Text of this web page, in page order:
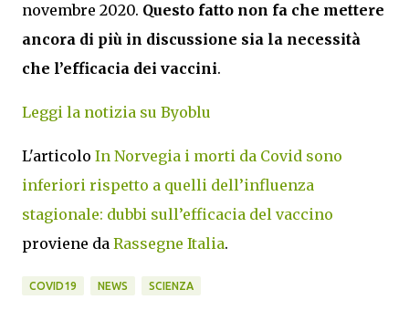
novembre 2020. Questo fatto non fa che mettere
ancora di più in discussione sia la necessità
che l’efficacia dei vaccini.
Leggi la notizia su Byoblu
L'articolo In Norvegia i morti da Covid sono
inferiori rispetto a quelli dell’influenza
stagionale: dubbi sull’efficacia del vaccino
proviene da Rassegne Italia.
COVID19 NEWS SCIENZA